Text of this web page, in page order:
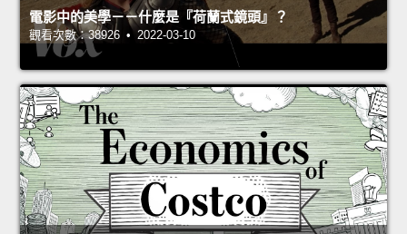
電影中的美學－－什麼是『荷蘭式鏡頭』？
觀看次數：38926 • 2022-03-10